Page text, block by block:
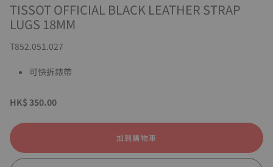
TISSOT OFFICIAL BLACK LEATHER STRAP
LUGS 18MM
T852.051.027
可快拆錶帶
HK$ 350.00
加到購物車